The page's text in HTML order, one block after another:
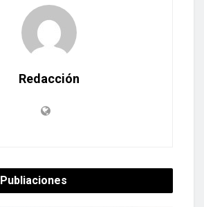
Redacción
Publiaciones